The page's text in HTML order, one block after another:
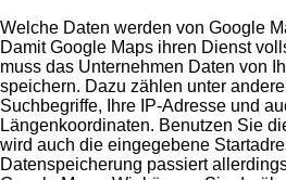
Welche Daten werden von Google
Damit Google Maps ihren Dienst
muss das Unternehmen Daten von
speichern. Dazu zählen unter
Suchbegriffe, Ihre IP-Adresse und
Längenkoordinaten. Benutzen Sie
wird auch die eingegebene
Datenspeicherung passiert